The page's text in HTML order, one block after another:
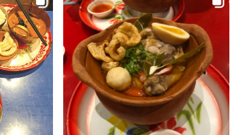
專制政府當他們的經濟顧問，聲稱那是對
抗計畫經濟最好的辦法，完全搞不懂這個
人在幹嘛，怎麼有人是這樣的啊？活該一
個自稱自由主義者被後人劃為保守主義。
昨天顏老師講得很開心，連坐在台下都可
以感受到他的雀躍，我是不知道海耶克能
讓他興奮什麼，但至少比上上禮拜死氣沈
沈的Alexy 好多了，而且困惑當中也至少
知道自己在困惑什麼。套一句同學的話，